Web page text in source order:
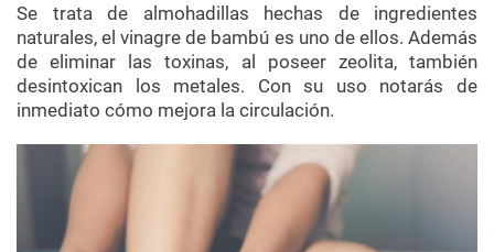
Se trata de almohadillas hechas de ingredientes
naturales, el vinagre de bambú es uno de ellos. Además
de eliminar las toxinas, al poseer zeolita, también
desintoxican los metales. Con su uso notarás de
inmediato cómo mejora la circulación.